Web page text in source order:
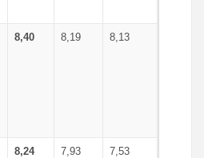
8,40 8,19 8,13
8,24 7,93 7,53